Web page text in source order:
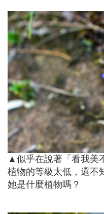
▲似乎在說著「看我美
植物的等級太低，還
她是什麼植物嗎？